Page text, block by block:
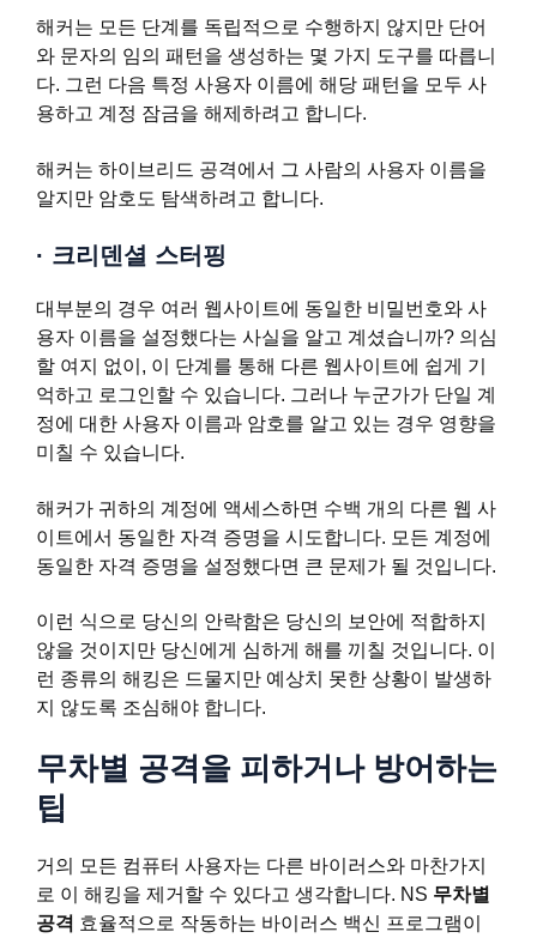
해커는 모든 단계를 독립적으로 수행하지 않지만 단어
와 문자의 임의 패턴을 생성하는 몇 가지 도구를 따릅니
다. 그런 다음 특정 사용자 이름에 해당 패턴을 모두 사
용하고 계정 잠금을 해제하려고 합니다.
해커는 하이브리드 공격에서 그 사람의 사용자 이름을
알지만 암호도 탐색하려고 합니다.
· 크리덴셜 스터핑
대부분의 경우 여러 웹사이트에 동일한 비밀번호와 사
용자 이름을 설정했다는 사실을 알고 계셨습니까? 의심
할 여지 없이, 이 단계를 통해 다른 웹사이트에 쉽게 기
억하고 로그인할 수 있습니다. 그러나 누군가가 단일 계
정에 대한 사용자 이름과 암호를 알고 있는 경우 영향을
미칠 수 있습니다.
해커가 귀하의 계정에 액세스하면 수백 개의 다른 웹 사
이트에서 동일한 자격 증명을 시도합니다. 모든 계정에
동일한 자격 증명을 설정했다면 큰 문제가 될 것입니다.
이런 식으로 당신의 안락함은 당신의 보안에 적합하지
않을 것이지만 당신에게 심하게 해를 끼칠 것입니다. 이
런 종류의 해킹은 드물지만 예상치 못한 상황이 발생하
지 않도록 조심해야 합니다.
무차별 공격을 피하거나 방어하는
팁
거의 모든 컴퓨터 사용자는 다른 바이러스와 마찬가지
로 이 해킹을 제거할 수 있다고 생각합니다. NS 무차별
공격 효율적으로 작동하는 바이러스 백신 프로그램이